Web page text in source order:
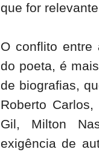
que for
O conflito entre
do poeta, é
de biografias,
Roberto
Gil, Milton
exigência de